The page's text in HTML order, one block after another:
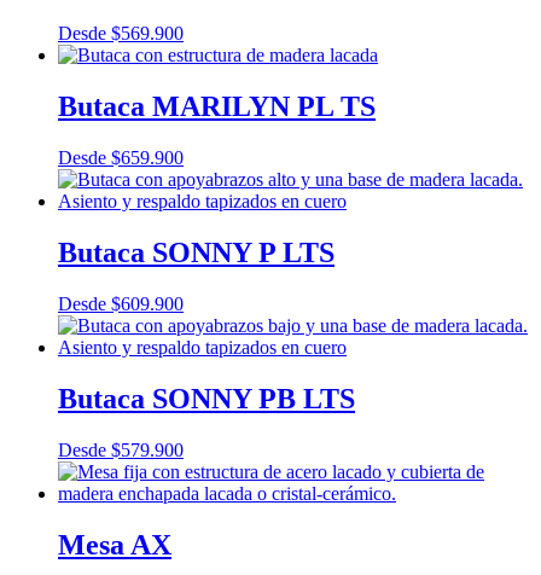
Desde $569.900
Butaca MARILYN PL TS
Desde $659.900
Butaca SONNY P LTS
Desde $609.900
Butaca SONNY PB LTS
Desde $579.900
Mesa AX